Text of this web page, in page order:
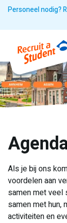
Personeel nodig?
Als je bij ons
voordelen aan
samen met veel
samen met hun,
activiteiten en